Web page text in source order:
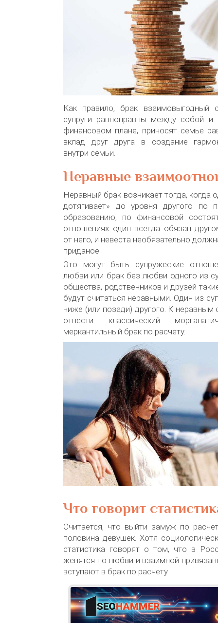
Как правило, брак взаимовыгодный
супруги равноправны между собой
финансовом плане, приносят семье
вклад друг друга в создание
внутри семьи.
Неравные
Неравный брак возникает тогда, когда
дотягивает» до уровня другого по
образованию, по финансовой
отношениях один всегда обязан
от него, и невеста необязательно
приданое.
Это могут быть супружеские
любви или брак без любви одного из
общества, родственников и друзей
будут считаться неравными. Один из
ниже (или позади) другого. К
отнести классический
меркантильный брак по расчету.
Что говорит
Считается, что выйти замуж по
половина девушек. Хотя
статистика говорят о том, что в
женятся по любви и взаимной
вступают в брак по расчету.